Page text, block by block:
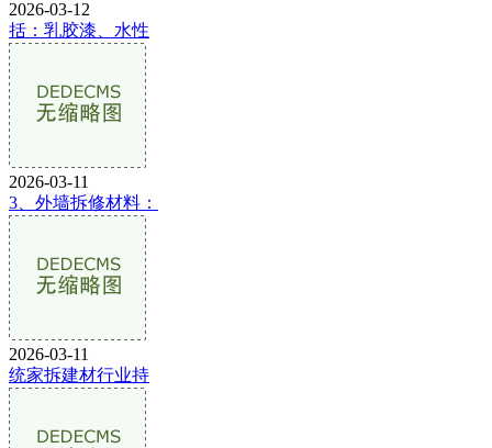
2026-03-12
括：乳胶漆、水性
2026-03-11
3、外墙拆修材料：
2026-03-11
统家拆建材行业持